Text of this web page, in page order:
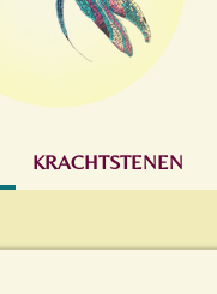
KRACHTSTENEN